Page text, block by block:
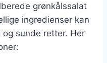
grønkålssalat
ingredienser kan
sunde retter. Her